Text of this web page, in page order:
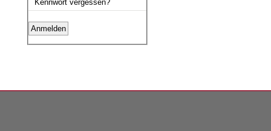
Kennwort vergessen?